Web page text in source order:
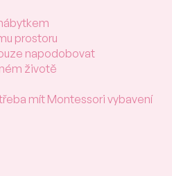
prostoru
napodobovat
životě
mít Montessori vybavení